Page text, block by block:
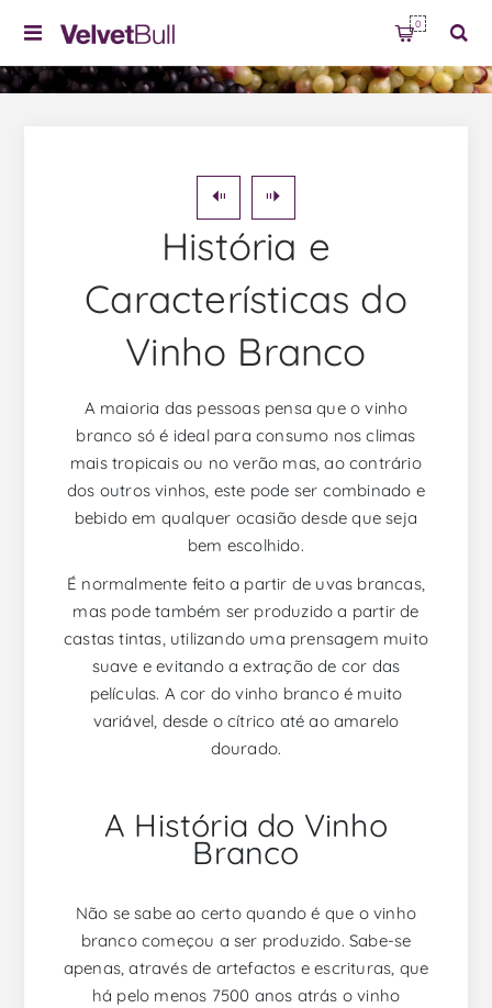
0
História e
Características do
Vinho Branco
A maioria das pessoas pensa que o vinho
branco só é ideal para consumo nos climas
mais tropicais ou no verão mas, ao contrário
dos outros vinhos, este pode ser combinado e
bebido em qualquer ocasião desde que seja
bem escolhido.
É normalmente feito a partir de uvas brancas,
mas pode também ser produzido a partir de
castas tintas, utilizando uma prensagem muito
suave e evitando a extração de cor das
películas. A cor do vinho branco é muito
variável, desde o cítrico até ao amarelo
dourado.
A História do Vinho
Branco
Não se sabe ao certo quando é que o vinho
branco começou a ser produzido. Sabe-se
apenas, através de artefactos e escrituras, que
há pelo menos 7500 anos atrás o vinho